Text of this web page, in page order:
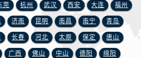
安徽省六安市金安区解放中路浪琴售后服务中心（需提前预约）
安徽省马鞍山市雨山区湖南西路浪琴售后服务中心（需提前预约）
安徽省宿州市埇桥区人民中路浪琴售后服务中心（需提前预约）
安徽省铜陵市铜官区石城大道浪琴售后服务中心（需提前预约）
莞 杭州 武汉 西安 大连 福州
济南 昆明 南昌 南宁 青岛
长春 河北 太原 保定 唐山
广西 佛山 中山 德阳 绵阳